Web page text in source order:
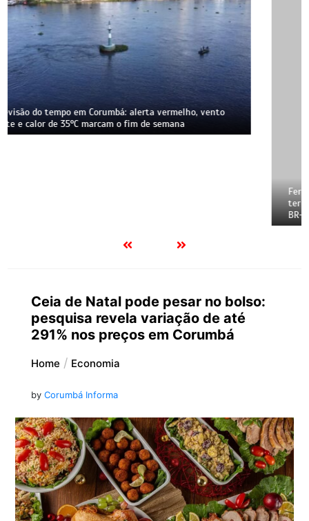
Ferrovia Malha Oeste, que liga Corumbá a São Paulo, pode
ter reconstrução suspensa pela Justiça; atraso mantém
BR-262 sobrecarregada por carretas e acidentes
Ceia de Natal pode pesar no bolso:
pesquisa revela variação de até
291% nos preços em Corumbá
Home Economia
by Corumbá Informa